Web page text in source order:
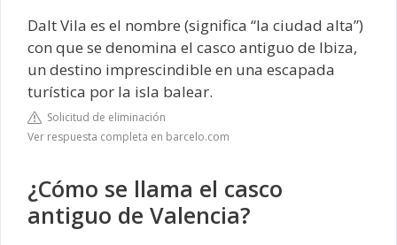
Dalt Vila es el nombre (significa “la ciudad alta”)
con que se denomina el casco antiguo de Ibiza,
un destino imprescindible en una escapada
turística por la isla balear.
Solicitud de eliminación
Ver respuesta completa en barcelo.com
¿Cómo se llama el casco
antiguo de Valencia?